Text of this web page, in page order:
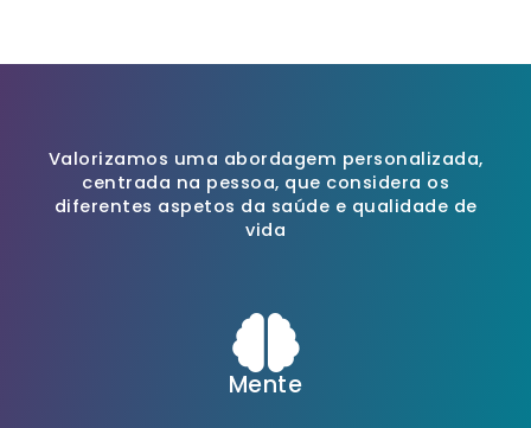
Valorizamos uma abordagem personalizada,
centrada na pessoa, que considera os
diferentes aspetos da saúde e qualidade de
vida
Mente